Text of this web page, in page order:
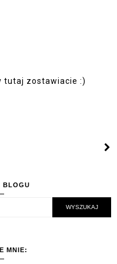
tutaj zostawiacie :)
BLOGU
MNIE: